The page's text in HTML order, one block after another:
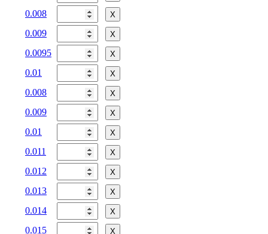
0.008 Х
0.009 Х
0.0095 Х
0.01 Х
0.008 Х
0.009 Х
0.01 Х
0.011 Х
0.012 Х
0.013 Х
0.014 Х
0.015 Х